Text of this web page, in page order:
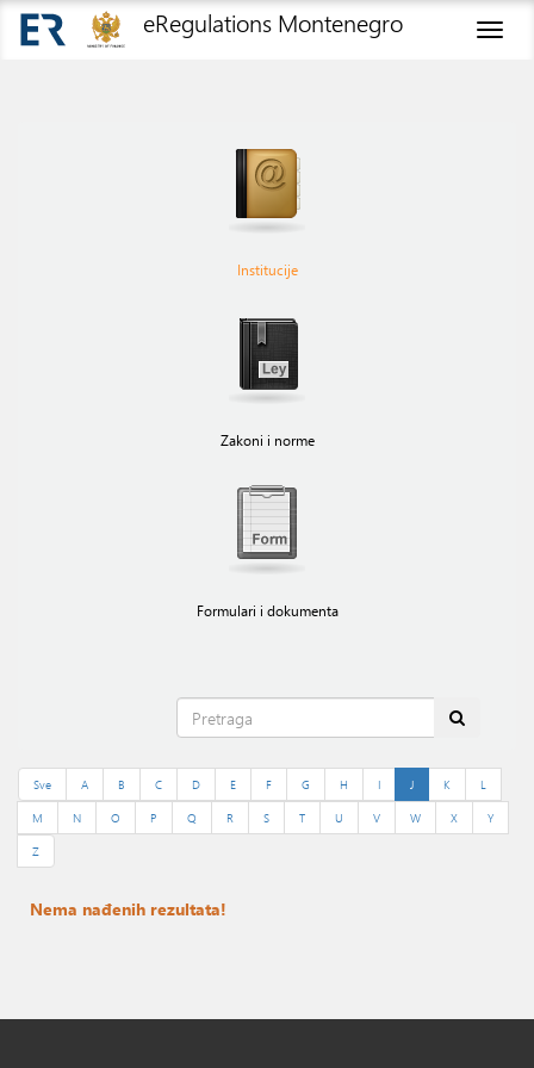
eRegulations Montenegro
Institucije
Zakoni i norme
Formulari i dokumenta
Sve A B C D E F G H I J K
L
M
N O P Q R S T U V W X
Y
Z
Nema nađenih rezultata!